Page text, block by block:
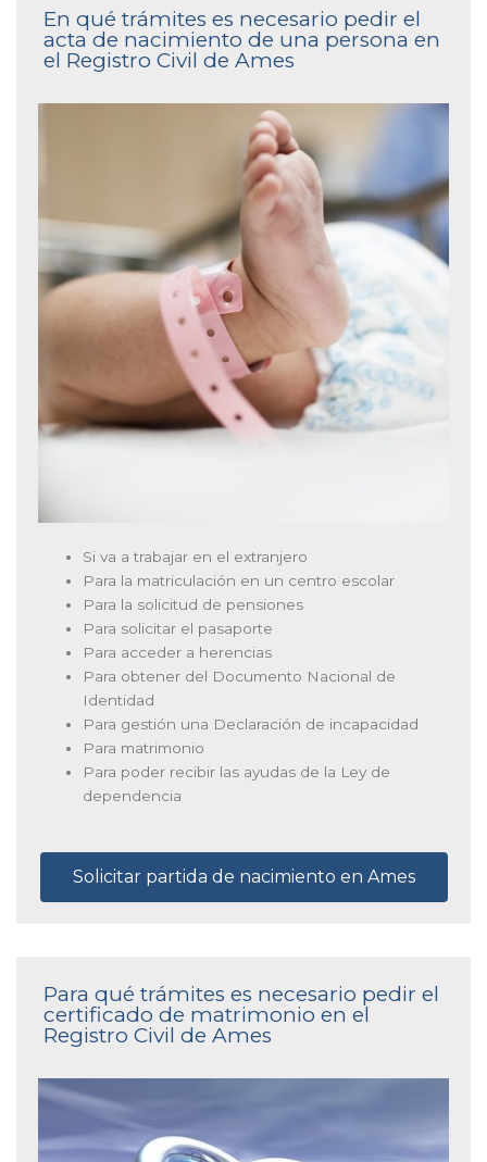
En qué trámites es necesario pedir el
acta de nacimiento de una persona en
el Registro Civil de Ames
Si va a trabajar en el extranjero
Para la matriculación en un centro escolar
Para la solicitud de pensiones
Para solicitar el pasaporte
Para acceder a herencias
Para obtener del Documento Nacional de
Identidad
Para gestión una Declaración de incapacidad
Para matrimonio
Para poder recibir las ayudas de la Ley de
dependencia
Solicitar partida de nacimiento en Ames
Para qué trámites es necesario pedir el
certificado de matrimonio en el
Registro Civil de Ames